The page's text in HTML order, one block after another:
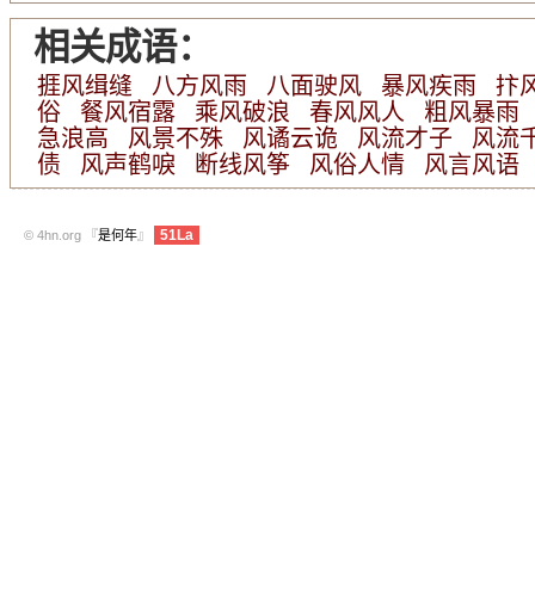
相关成语：
捱风缉缝 八方风雨 八面驶风 暴风疾雨
抃
俗
餐风宿露 乘风破浪 春风风人
粗风暴雨
急浪高
风景不殊 风谲云诡 风流才子
风流
债
风声鹤唳 断线风筝 风俗人情 风言风语
© 4hn.org 『是何年』 51La